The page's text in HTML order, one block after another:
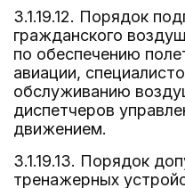
3.1.19.12. Порядок
гражданского
по обеспечению
авиации,
обслуживанию
диспетчеров
движением.
3.1.19.13. Порядок
тренажерных